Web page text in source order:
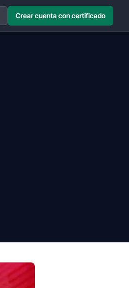
Crear cuenta con certificado